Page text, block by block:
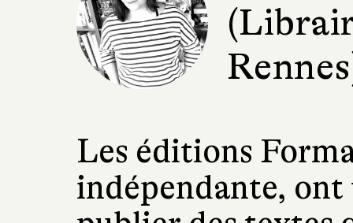
Les éditions
indépendante,